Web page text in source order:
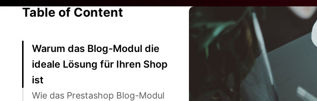
Table of Content
Warum das Blog-Modul die
ideale Lösung für Ihren Shop
ist
Wie das Prestashop Blog-Modul